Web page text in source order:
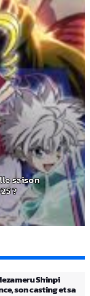
saison
?
Shinpi
son casting et sa